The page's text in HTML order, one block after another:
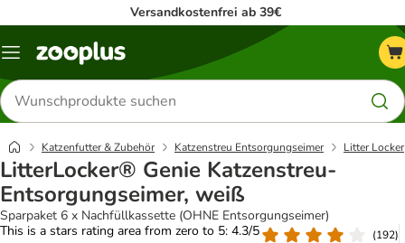
Versandkostenfrei ab 39€
Menü
Produkte
suchen
Katzenfutter & Zubehör Katzenstreu Entsorgungseimer Litter Locker
LitterLocker® Genie Katzenstreu-
Entsorgungseimer, weiß
Sparpaket 6 x Nachfüllkassette (OHNE Entsorgungseimer)
This is a stars rating area from zero to 5: 4.3/5
(192)